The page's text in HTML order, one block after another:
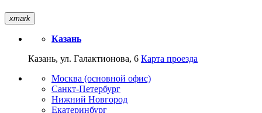
xmark
Казань
Казань, ул. Галактионова, 6 Карта проезда
Москва (основной офис)
Санкт-Петербург
Нижний Новгород
Екатеринбург